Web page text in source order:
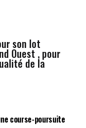
son lot
Ouest , pour
de la
course-poursuite